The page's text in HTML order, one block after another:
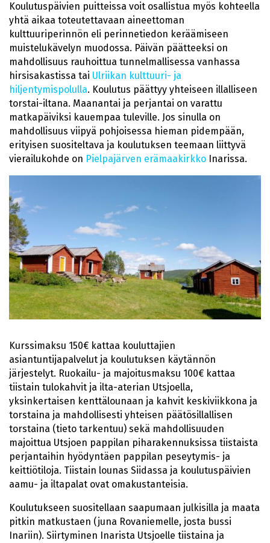
Koulutuspäivien puitteissa voit osallistua myös kohteella
yhtä aikaa toteutettavaan aineettoman
kulttuuriperinnön eli perinnetiedon keräämiseen
muistelukävelyn muodossa. Päivän päätteeksi on
mahdollisuus rauhoittua tunnelmallisessa vanhassa
hirsisakastissa tai Ulriikan kulttuuri- ja
hiljentymispolulla. Koulutus päättyy yhteiseen illalliseen
torstai-iltana. Maanantai ja perjantai on varattu
matkapäiviksi kauempaa tuleville. Jos sinulla on
mahdollisuus viipyä pohjoisessa hieman pidempään,
erityisen suositeltava ja koulutuksen teemaan liittyvä
vierailukohde on Pielpajärven erämaakirkko Inarissa.
Kurssimaksu 150€ kattaa kouluttajien
asiantuntijapalvelut ja koulutuksen käytännön
järjestelyt. Ruokailu- ja majoitusmaksu 100€ kattaa
tiistain tulokahvit ja ilta-aterian Utsjoella,
yksinkertaisen kenttälounaan ja kahvit keskiviikkona ja
torstaina ja mahdollisesti yhteisen päätösillallisen
torstaina (tieto tarkentuu) sekä mahdollisuuden
majoittua Utsjoen pappilan piharakennuksissa tiistaista
perjantaihin hyödyntäen pappilan peseytymis- ja
keittiötiloja. Tiistain lounas Siidassa ja koulutuspäivien
aamu- ja iltapalat ovat omakustanteisia.
Koulutukseen suositellaan saapumaan julkisilla ja maata
pitkin matkustaen (juna Rovaniemelle, josta bussi
Inariin). Siirtyminen Inarista Utsjoelle tiistaina ja